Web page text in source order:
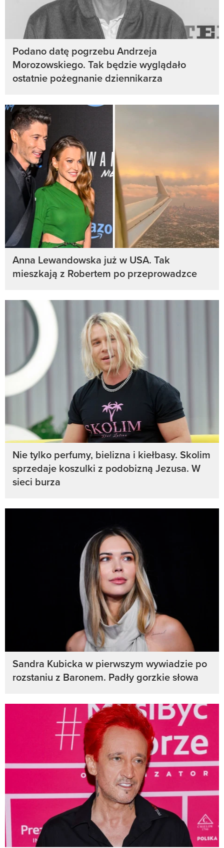
Podano datę pogrzebu Andrzeja
Morozowskiego. Tak będzie wyglądało
ostatnie pożegnanie dziennikarza
Anna Lewandowska już w USA. Tak
mieszkają z Robertem po przeprowadzce
Nie tylko perfumy, bielizna i kiełbasy. Skolim
sprzedaje koszulki z podobizną Jezusa. W
sieci burza
Sandra Kubicka w pierwszym wywiadzie po
rozstaniu z Baronem. Padły gorzkie słowa